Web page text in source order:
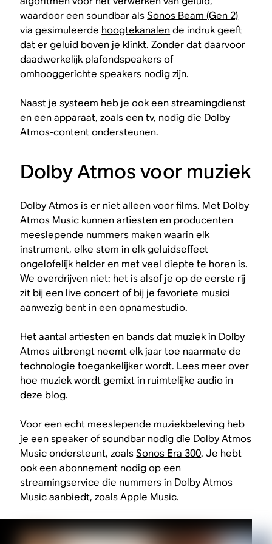
waardoor een soundbar alsSonos Beam (Gen 2)
via gesimuleerde hoogtekanalende indruk geeft
dat er geluid boven je klinkt. Zonder dat daarvoor
daadwerkelijk plafondspeakers of
omhooggerichte speakers nodig zijn.
Naast je systeem heb je ook een streamingdienst
en een apparaat, zoals een tv, nodig die Dolby
Atmos-content ondersteunen.
Dolby Atmos voor muziek
Dolby Atmos is er niet alleen voor films. Met Dolby
Atmos Music kunnen artiesten en producenten
meeslepende nummers maken waarin elk
instrument, elke stem in elk geluidseffect
ongelofelijk helder en met veel diepte te horen is.
We overdrijven niet: het is alsof je op de eerste rij
zit bij een live concert of bij je favoriete musici
aanwezig bent in een opnamestudio.
Het aantal artiesten en bands dat muziek in Dolby
Atmos uitbrengt neemt elk jaar toe naarmate de
technologie toegankelijker wordt. Lees meer over
hoe muziek wordt gemixt in ruimtelijke audio in
deze blog.
Voor een echt meeslepende muziekbeleving heb
je een speaker of soundbar nodig die Dolby Atmos
Music ondersteunt, zoalsSonos Era 300. Je hebt
ook een abonnement nodig op een
streamingservice die nummers in Dolby Atmos
Music aanbiedt, zoals Apple Music.